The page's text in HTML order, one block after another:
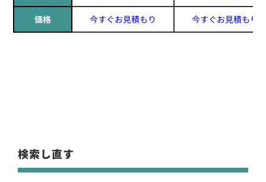
価格 今すぐお見積もり 今すぐお見積もり
検索し直す